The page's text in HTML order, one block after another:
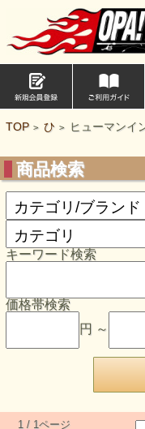
TOP > ひ > ヒューマンイ
商品検索
キーワード検索
価格帯検索
円 ～
1 / 1ページ